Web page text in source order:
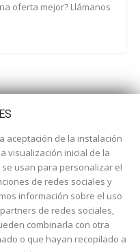
oferta mejor? Llámanos
Alcorcón
aceptación de la instalación
visualización inicial de la
usan para personalizar el
de redes sociales y
información sobre el uso
de redes sociales,
combinarla con otra
o que hayan recopilado a